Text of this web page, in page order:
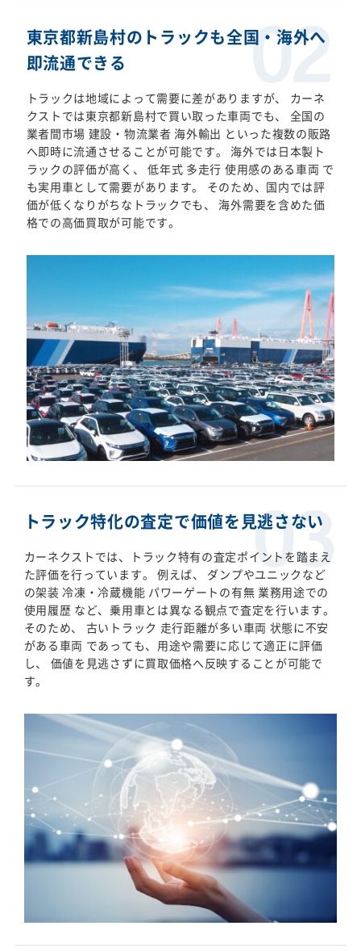
東京都新島村のトラックも全国・海外へ
即流通できる
トラックは地域によって需要に差がありますが、 カーネ
クストでは東京都新島村で買い取った車両でも、 全国の
業者間市場 建設・物流業者 海外輸出 といった複数の販路
へ即時に流通させることが可能です。 海外では日本製ト
ラックの評価が高く、 低年式 多走行 使用感のある車両 で
も実用車として需要があります。 そのため、国内では評
価が低くなりがちなトラックでも、 海外需要を含めた価
格での高価買取が可能です。
トラック特化の査定で価値を見逃さない
カーネクストでは、トラック特有の査定ポイントを踏まえ
た評価を行っています。 例えば、 ダンプやユニックなど
の架装 冷凍・冷蔵機能 パワーゲートの有無 業務用途での
使用履歴 など、乗用車とは異なる観点で査定を行います。
そのため、 古いトラック 走行距離が多い車両 状態に不安
がある車両 であっても、用途や需要に応じて適正に評価
し、 価値を見逃さずに買取価格へ反映することが可能で
す。